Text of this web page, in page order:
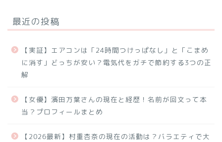
最近の投稿
【実証】エアコンは「24時間つけっぱなし」と「こまめ
に消す」どっちが安い？電気代をガチで節約する3つの正
解
【女優】濱田万葉さんの現在と経歴！名前が回文って本
当？プロフィールまとめ
【2026最新】村重杏奈の現在の活動は？バラエティで大